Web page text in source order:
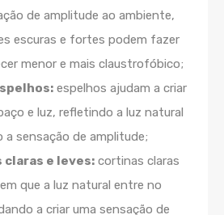
de amplitude ao ambiente,
escuras e fortes podem fazer
menor e mais claustrofóbico;
espelhos ajudam a criar
e luz, refletindo a luz natural
a sensação de amplitude;
e leves: cortinas claras
que a luz natural entre no
a criar uma sensação de